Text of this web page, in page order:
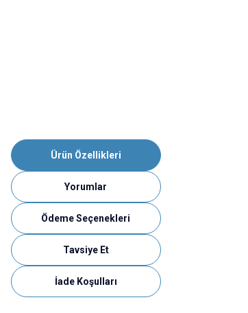
Ürün Özellikleri
Yorumlar
Ödeme Seçenekleri
Tavsiye Et
İade Koşulları